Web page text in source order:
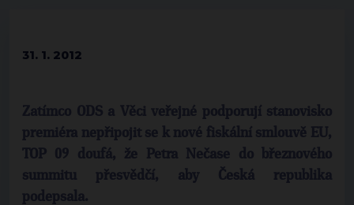
31. 1. 2012
Zatímco ODS a Věci veřejné podporují stanovisko
premiéra nepřipojit se k nové fiskální smlouvě EU,
TOP 09 doufá, že Petra Nečase do březnového
summitu přesvědčí, aby Česká republika
podepsala.